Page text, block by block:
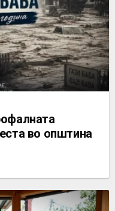
во општина